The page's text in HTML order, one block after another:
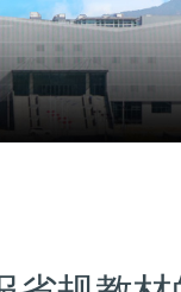
党群机构
行政机构
教学机构
继续教育
师资队伍